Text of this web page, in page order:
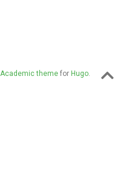
Academic themefor Hugo.